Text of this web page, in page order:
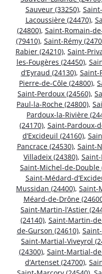
Sauveur (33250),
Lacoussière (24470),
(24800), Saint-Romain-
(79410), Saint-Rémy
Rabier (24210), Saint-
les-Fougères (24450),
d’Eyraud (24130), Saint-
Pierre-de-Côle (24800),
Saint-Perdoux (24560),
Paul-la-Roche (24800),
Pardoux-la-Rivière
(24170), Saint-Pardoux-
d’Excideuil (24160),
Pancrace (24530), Saint-
Villadeix (24380),
Saint-Michel-de-Double
Saint-Médard-
Mussidan (24400), Saint-
Méard-de-Drône
Saint-Martin-l’Astier
(24140), Saint-Martin-
de-Gurson (24610),
Saint-Martial-Viveyrol
(24300), Saint-Martial-
d’Artenset (24700),